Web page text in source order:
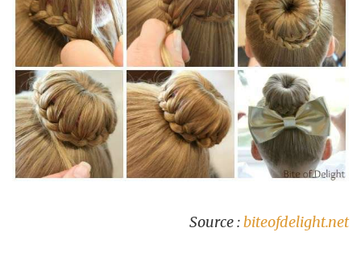
Source :biteofdelight.net